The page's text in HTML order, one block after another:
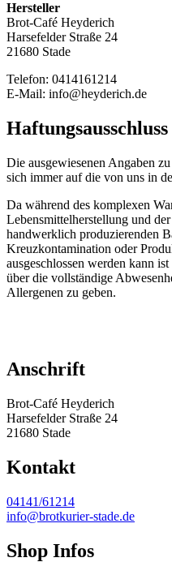
Hersteller
Brot-Café Heyderich
Harsefelder Straße 24
21680 Stade
Telefon: 0414161214
E-Mail: info@heyderich.de
Haftungs­ausschluss
Die ausgewiesenen Angaben
sich immer auf die von uns in
Da während des komplexen
Lebensmittelherstellung und
handwerklich produzierenden
Kreuzkontamination oder
ausgeschlossen werden kann
über die vollständige
Allergenen zu geben.
Anschrift
Brot-Café Heyderich
Harsefelder Straße 24
21680 Stade
Kontakt
04141/61214
info@brotkurier-stade.de
Shop Infos